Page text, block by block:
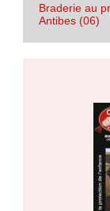
Braderie au
Antibes (06)